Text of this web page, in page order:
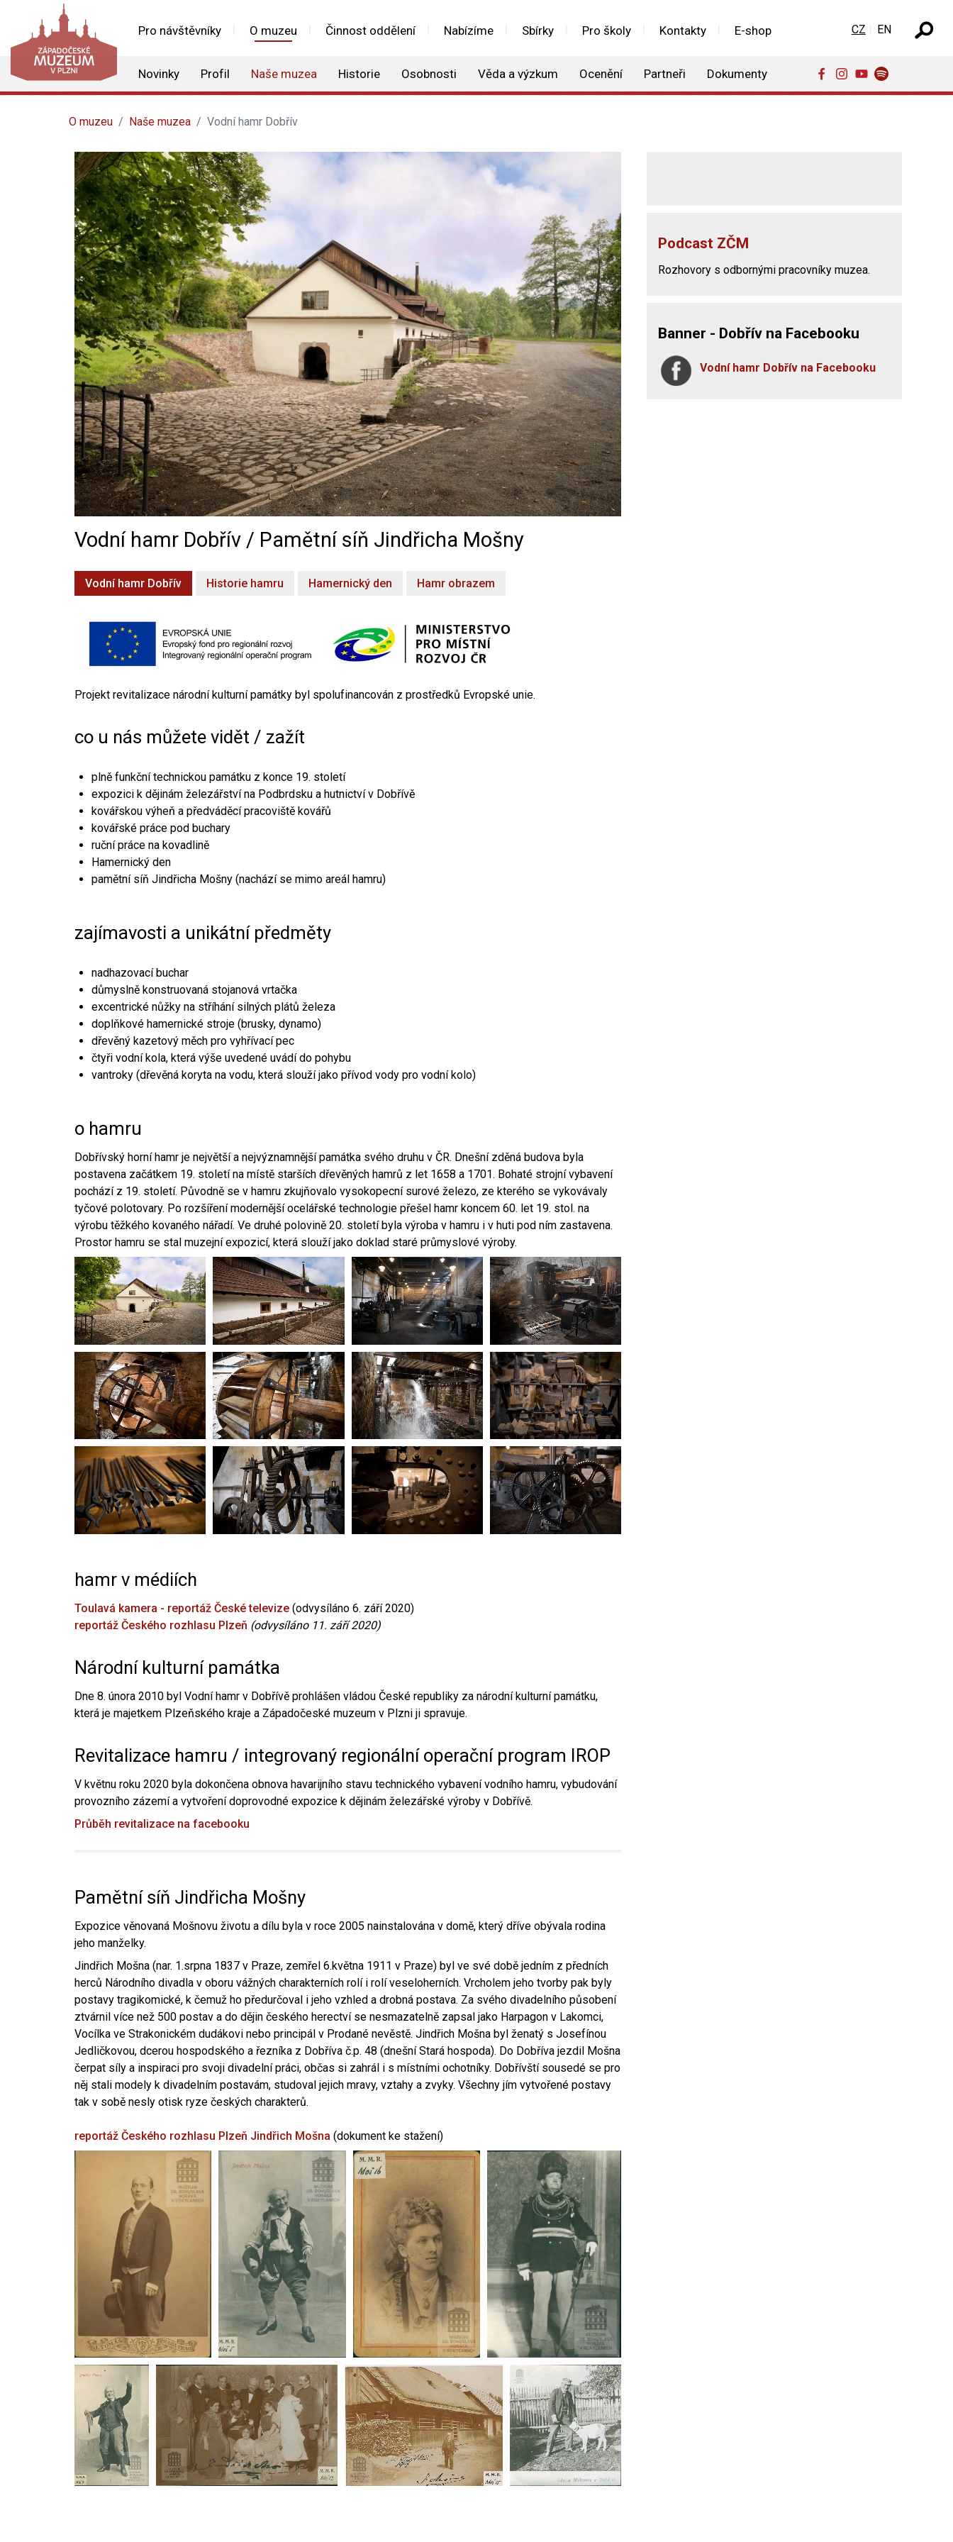
Pro návštěvníky O muzeu Činnost oddělení Nabízíme Sbírky Pro školy Kontakty E-shop
Novinky Profil Naše muzea Historie Osobnosti Věda a výzkum Ocenění Partneři Dokumenty
Zvolte jazyk
CZ EN
O muzeu Naše muzea Vodní hamr Dobřív
Vodní hamr Dobřív / Pamětní síň Jindřicha Mošny
Vodní hamr Dobřív Historie hamru Hamernický den Hamr obrazem
Projekt revitalizace národní kulturní památky byl spolufinancován z prostředků Evropské unie.
co u nás můžete vidět / zažít
plně funkční technickou památku z konce 19. století
expozici k dějinám železářství na Podbrdsku a hutnictví v Dobřívě
kovářskou výheň a předváděcí pracoviště kovářů
kovářské práce pod buchary
ruční práce na kovadlině
Hamernický den
pamětní síň Jindřicha Mošny (nachází se mimo areál hamru)
zajímavosti a unikátní předměty
nadhazovací buchar
důmyslně konstruovaná stojanová vrtačka
excentrické nůžky na stříhání silných plátů železa
doplňkové hamernické stroje (brusky, dynamo)
dřevěný kazetový měch pro vyhřívací pec
čtyři vodní kola, která výše uvedené uvádí do pohybu
vantroky (dřevěná koryta na vodu, která slouží jako přívod vody pro vodní kolo)
o hamru
Dobřívský horní hamr je největší a nejvýznamnější památka svého druhu v ČR. Dnešní zděná budova byla
postavena začátkem 19. století na místě starších dřevěných hamrů z let 1658 a 1701. Bohaté strojní vybavení
pochází z 19. století. Původně se v hamru zkujňovalo vysokopecní surové železo, ze kterého se vykovávaly
tyčové polotovary. Po rozšíření modernější ocelářské technologie přešel hamr koncem 60. let 19. stol. na
výrobu těžkého kovaného nářadí. Ve druhé polovině 20. století byla výroba v hamru i v huti pod ním zastavena.
Prostor hamru se stal muzejní expozicí, která slouží jako doklad staré průmyslové výroby.
hamr v médiích
Toulavá kamera - reportáž České televize (odvysíláno 6. září 2020)
reportáž Českého rozhlasu Plzeň (odvysíláno 11. září 2020)
Národní kulturní památka
Dne 8. února 2010 byl Vodní hamr v Dobřívě prohlášen vládou České republiky za národní kulturní památku,
která je majetkem Plzeňského kraje a Západočeské muzeum v Plzni ji spravuje.
Revitalizace hamru / integrovaný regionální operační program IROP
V květnu roku 2020 byla dokončena obnova havarijního stavu technického vybavení vodního hamru, vybudování
provozního zázemí a vytvoření doprovodné expozice k dějinám železářské výroby v Dobřívě.
Průběh revitalizace na facebooku
Pamětní síň Jindřicha Mošny
Expozice věnovaná Mošnovu životu a dílu byla v roce 2005 nainstalována v domě, který dříve obývala rodina
jeho manželky.
Jindřich Mošna (nar. 1.srpna 1837 v Praze, zemřel 6.května 1911 v Praze) byl ve své době jedním z předních
herců Národního divadla v oboru vážných charakterních rolí i rolí veseloherních. Vrcholem jeho tvorby pak byly
postavy tragikomické, k čemuž ho předurčoval i jeho vzhled a drobná postava. Za svého divadelního působení
ztvárnil více než 500 postav a do dějin českého herectví se nesmazatelně zapsal jako Harpagon v Lakomci,
Vocílka ve Strakonickém dudákovi nebo principál v Prodané nevěstě. Jindřich Mošna byl ženatý s Josefínou
Jedličkovou, dcerou hospodského a řezníka z Dobříva č.p. 48 (dnešní Stará hospoda). Do Dobříva jezdil Mošna
čerpat síly a inspiraci pro svoji divadelní práci, občas si zahrál i s místními ochotníky. Dobřívští sousedé se pro
něj stali modely k divadelním postavám, studoval jejich mravy, vztahy a zvyky. Všechny jím vytvořené postavy
tak v sobě nesly otisk ryze českých charakterů.
reportáž Českého rozhlasu Plzeň Jindřich Mošna (dokument ke stažení)
Podcast ZČM
Rozhovory s odbornými pracovníky muzea.
Banner - Dobřív na Facebooku
Vodní hamr Dobřív na Facebooku